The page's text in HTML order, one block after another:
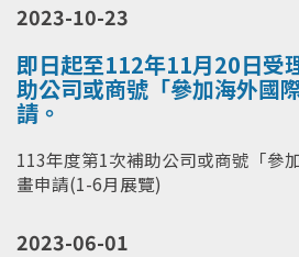
2023-10-23
即日起至112年11月20日受
助公司或商號「參加海外國
請。
113年度第1次補助公司或商號「參
畫申請(1-6月展覽)
2023-06-01